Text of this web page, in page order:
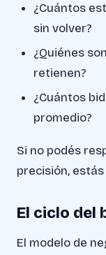
¿Cuántos
sin volver?
¿Quiénes
retienen?
¿Cuántos
promedio?
Si no podés
precisión,
El ciclo del
El modelo de